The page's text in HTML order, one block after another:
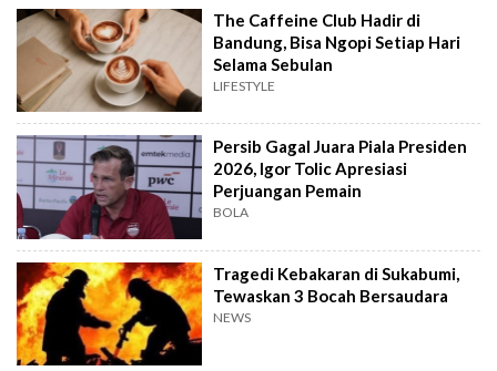
The Caffeine Club Hadir di
Bandung, Bisa Ngopi Setiap Hari
Selama Sebulan
LIFESTYLE
Persib Gagal Juara Piala Presiden
2026, Igor Tolic Apresiasi
Perjuangan Pemain
BOLA
Tragedi Kebakaran di Sukabumi,
Tewaskan 3 Bocah Bersaudara
NEWS